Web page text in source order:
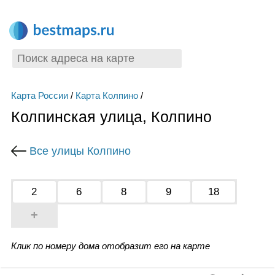
Карта России/ Карта Колпино/
Колпинская улица, Колпино
Все улицы Колпино
2 6 8 9 18
+
Клик по номеру дома отобразит его на карте